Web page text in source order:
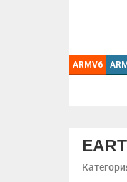
ARMV6